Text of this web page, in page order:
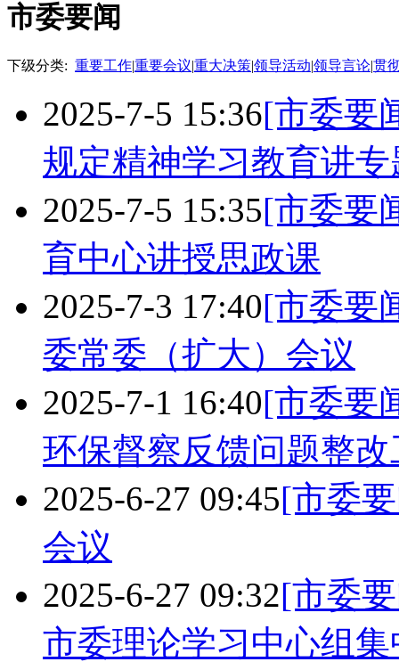
市委要闻
下级分类: 重要工作|重要会议|重大决策|领导活动|领导言论|贯
2025-7-5 15:36[市委要
规定精神学习教育讲
2025-7-5 15:35[市委要
育中心讲授思政课
2025-7-3 17:40[市委要
委常委（扩大）会议
2025-7-1 16:40[市委要
环保督察反馈问题整改
2025-6-27 09:45[市委
会议
2025-6-27 09:32[市委
市委理论学习中心组